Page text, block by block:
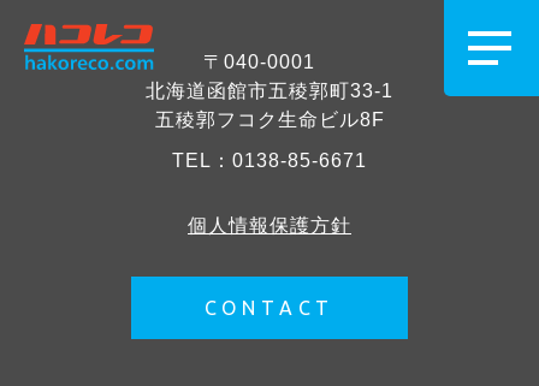
〒040-0001
北海道函館市五稜郭町33-1
五稜郭フコク生命ビル8F
TEL： 0138-85-6671
個人情報保護方針
CONTACT